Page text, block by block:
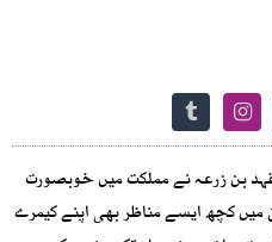
بن زرعہ نے مملکت میں خوبصورت
کچھ ایسے مناظر بھی اپنے کیمرے